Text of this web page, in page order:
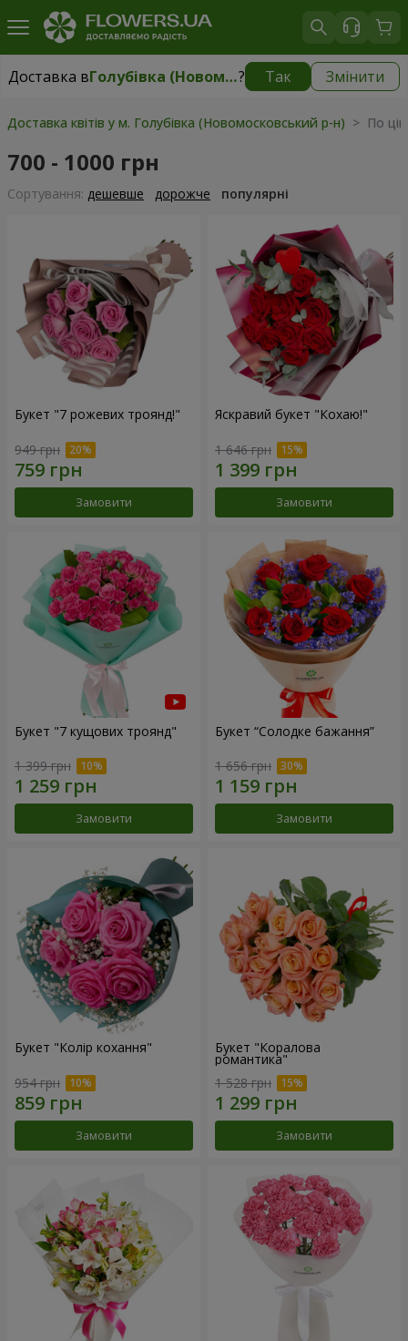
Доставка в Голубівка (Новомосковський р-н)? Так Змінити
Доставка в безкоштовно
Доставка квітів у м. Голубівка (Новомосковський р-н) > По
700 - 1000 грн
Сортування: дешевше дорожче популярні
Букет "7 рожевих троянд!"
949 грн
Замовити
Яскравий букет "Кохаю!"
1 646 грн
Замовити
Букет "7 кущових троянд"
1 399 грн
Замовити
Букет “Солодке бажання”
1 656 грн
Замовити
Букет "Колір кохання"
954 грн
Замовити
Букет "Коралова
романтика"
1 528 грн
Замовити